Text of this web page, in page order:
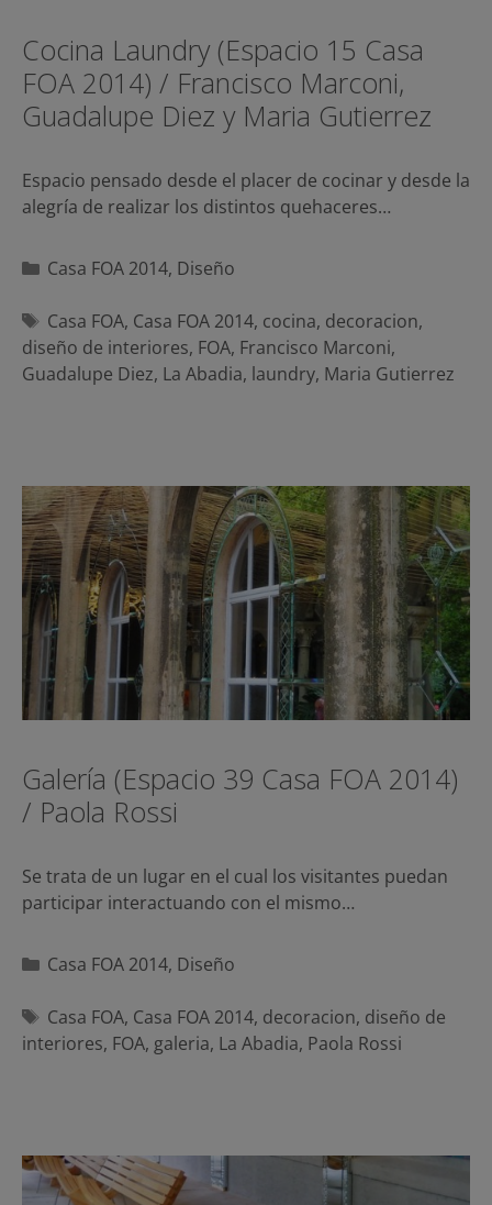
Cocina Laundry (Espacio 15 Casa
FOA 2014) / Francisco Marconi,
Guadalupe Diez y Maria Gutierrez
Espacio pensado desde el placer de cocinar y desde la
alegría de realizar los distintos quehaceres…
Categorías
Casa FOA 2014, Diseño
Etiquetas
Casa FOA, Casa FOA 2014, cocina, decoracion,
diseño de interiores, FOA, Francisco Marconi,
Guadalupe Diez, La Abadia, laundry, Maria Gutierrez
Galería (Espacio 39 Casa FOA 2014)
/ Paola Rossi
Se trata de un lugar en el cual los visitantes puedan
participar interactuando con el mismo…
Categorías
Casa FOA 2014, Diseño
Etiquetas
Casa FOA, Casa FOA 2014, decoracion, diseño de
interiores, FOA, galeria, La Abadia, Paola Rossi